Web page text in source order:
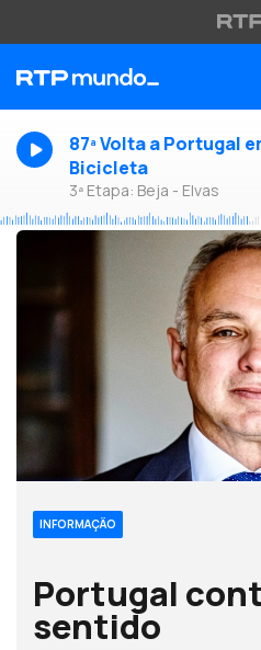
87ª Volta a Portugal
Bicicleta
3ª Etapa: Beja - Elvas
INFORMAÇÃO
Portugal
sentido